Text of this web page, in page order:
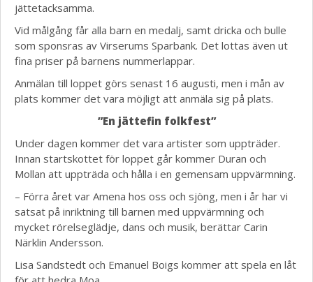
jättetacksamma.
Vid målgång får alla barn en medalj, samt dricka och bulle
som sponsras av Virserums Sparbank. Det lottas även ut
fina priser på barnens nummerlappar.
Anmälan till loppet görs senast 16 augusti, men i mån av
plats kommer det vara möjligt att anmäla sig på plats.
”En jättefin folkfest”
Under dagen kommer det vara artister som uppträder.
Innan startskottet för loppet går kommer Duran och
Mollan att uppträda och hålla i en gemensam uppvärmning.
– Förra året var Amena hos oss och sjöng, men i år har vi
satsat på inriktning till barnen med uppvärmning och
mycket rörelseglädje, dans och musik, berättar Carin
Närklin Andersson.
Lisa Sandstedt och Emanuel Boigs kommer att spela en låt